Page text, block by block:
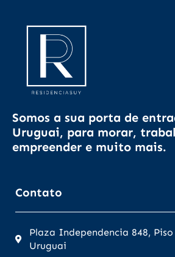
Somos a sua porta de
Uruguai, para morar,
empreender e muito mais.
Contato
Plaza Independencia 848,
Uruguai